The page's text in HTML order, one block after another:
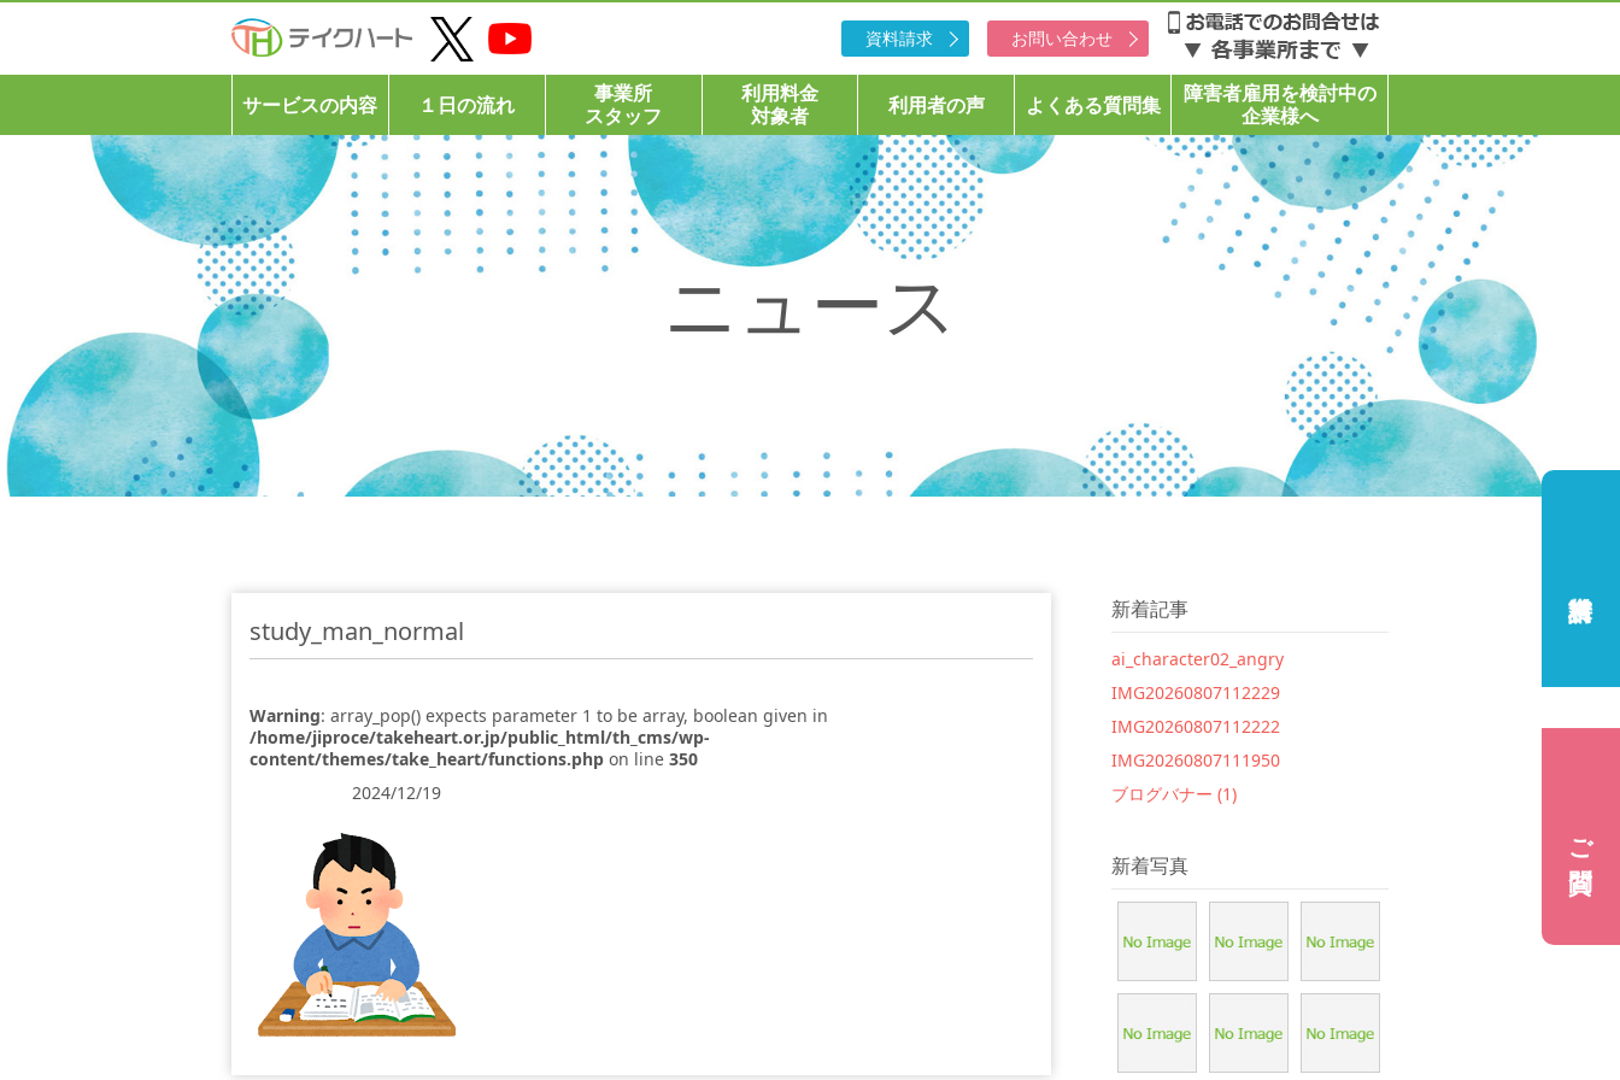
資料請求 お問い合わせ
サービスの内容 １日の流れ
事業所
スタッフ
利用料金
対象者
利用者の声 よくある質問集
障害者雇用を検討中の
企業様へ
ニュース
study_man_normal
Warning: array_pop() expects parameter 1 to be array, boolean given in
/home/jiproce/takeheart.or.jp/public_html/th_cms/wp-
content/themes/take_heart/functions.php on line 350
2024/12/19
新着記事
ai_character02_angry
IMG20260807112229
IMG20260807112222
IMG20260807111950
ブログバナー (1)
新着写真
ご質問